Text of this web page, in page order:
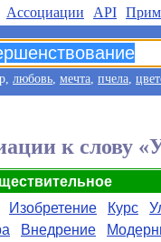
Aссоциации API
любовь, мечта, пчела,
к слову
Изобретение Курс
Внедрение